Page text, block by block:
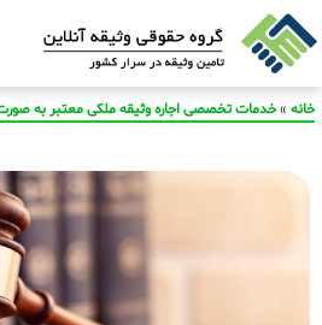
خانه »خدمات تخصصی اجاره وثیقه ملکی معتبر به